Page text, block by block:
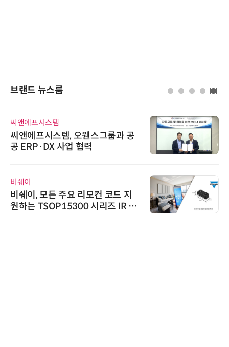
브랜드 뉴스룸
씨앤에프시스템
씨앤에프시스템, 오웬스그룹과 공
공 ERP·DX 사업 협력
비쉐이
비쉐이, 모든 주요 리모컨 코드 지
원하는 TSOP15300 시리즈 IR 수